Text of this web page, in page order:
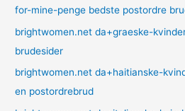
for-mine-penge bedste postordre
brightwomen.net da+graeske-
brudesider
brightwomen.net da+haitianske-
en postordrebrud